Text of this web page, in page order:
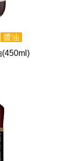
醬油
(450ml)